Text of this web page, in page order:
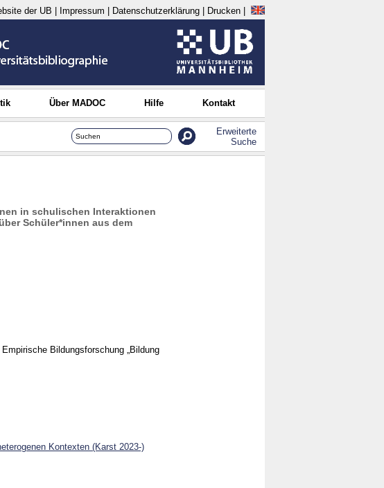
der UB Impressum Datenschutzerklärung Drucken
Über MADOC Hilfe Kontakt
Erweiterte
Suche
in schulischen Interaktionen
Schüler*innen aus dem
Bildungs­forschung „Bildung
Kontexten (Karst 2023-)